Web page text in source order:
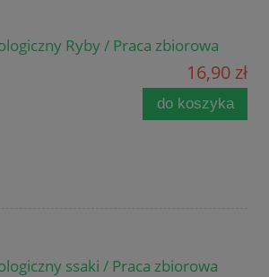
Ryby / Praca zbiorowa
16,90 zł
do koszyka
ssaki / Praca zbiorowa